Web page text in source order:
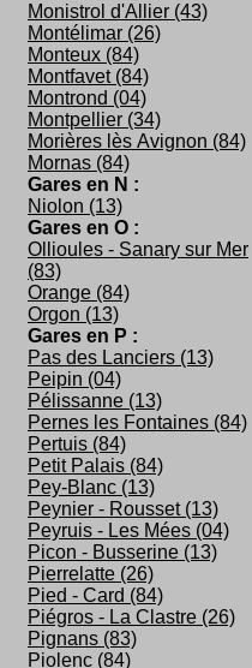
Monistrol d'Allier (43)
Montélimar (26)
Monteux (84)
Montfavet (84)
Montrond (04)
Montpellier (34)
Morières lès Avignon (84)
Mornas (84)
Gares en N :
Niolon (13)
Gares en O :
Ollioules - Sanary sur Mer
(83)
Orange (84)
Orgon (13)
Gares en P :
Pas des Lanciers (13)
Peipin (04)
Pélissanne (13)
Pernes les Fontaines (84)
Pertuis (84)
Petit Palais (84)
Pey-Blanc (13)
Peynier - Rousset (13)
Peyruis - Les Mées (04)
Picon - Busserine (13)
Pierrelatte (26)
Pied - Card (84)
Piégros - La Clastre (26)
Pignans (83)
Piolenc (84)